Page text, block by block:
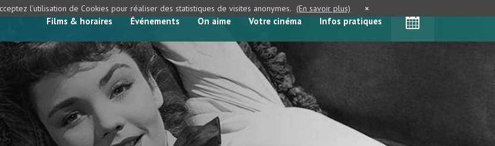
Films & horaires Événements On aime Votre cinéma Infos pratiques
l’utilisation de Cookies pour réaliser des statistiques de visites anonymes. (En savoir plus) ×